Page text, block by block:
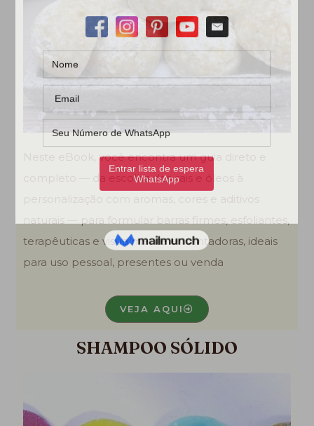
Neste eBook, você encontra um guia direto e
completo — da escolha dos sais e óleos à
naturais — para formular barras firmes, esfoliantes,
terapêuticas e visualmente encantadoras, ideais
para uso pessoal, presentes ou venda
VEJA AQUI
SHAMPOO SÓLIDO